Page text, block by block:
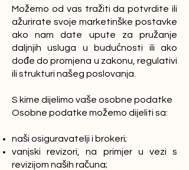
Možemo od vas tražiti da potvrdite ili
ažurirate svoje marketinške postavke
ako nam date upute za pružanje
daljnjih usluga u budućnosti ili ako
dođe do promjena u zakonu, regulativi
ili strukturi našeg poslovanja.
S kime dijelimo vaše osobne podatke
Osobne podatke možemo dijeliti sa:
naši osiguravatelji i brokeri;
vanjski revizori, na primjer u vezi s
revizijom naših računa;